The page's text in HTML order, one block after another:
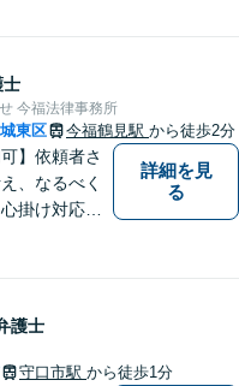
にご連絡く
予約受付中
士
今福法律事務所
東区 今福鶴見駅 から徒歩2分
】依頼者さ
、なるべく
掛け対応い
目指しま
】【今福鶴
詳細を見
る
護士
守口市駅 から徒歩1分